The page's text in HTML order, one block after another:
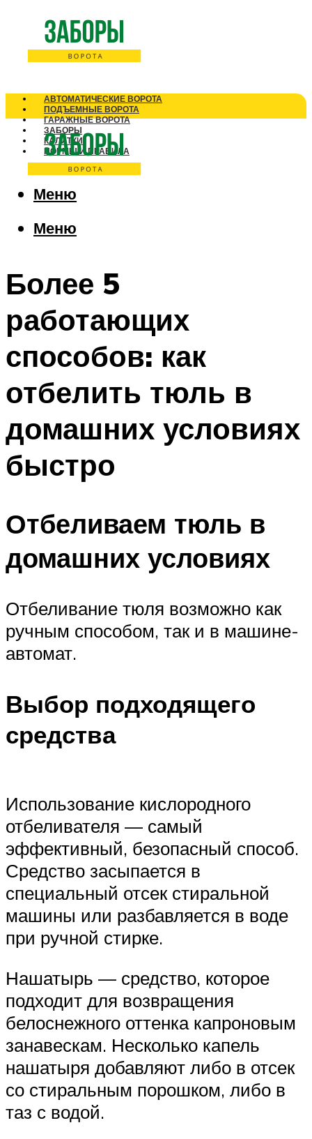
АВТОМАТИЧЕСКИЕ ВОРОТА
ПОДЪЕМНЫЕ ВОРОТА
ГАРАЖНЫЕ ВОРОТА
ЗАБОРЫ
КАЛИТКИ
НОРМЫ И ПРАВИЛА
Меню
Меню
Более 5
работающих
способов: как
отбелить тюль в
домашних условиях
быстро
Отбеливаем тюль в
домашних условиях
Отбеливание тюля возможно как
ручным способом, так и в машине-
автомат.
Выбор подходящего
средства
Использование кислородного
отбеливателя — самый
эффективный, безопасный способ.
Средство засыпается в
специальный отсек стиральной
машины или разбавляется в воде
при ручной стирке.
Нашатырь — средство, которое
подходит для возвращения
белоснежного оттенка капроновым
занавескам. Несколько капель
нашатыря добавляют либо в отсек
со стиральным порошком, либо в
таз с водой.